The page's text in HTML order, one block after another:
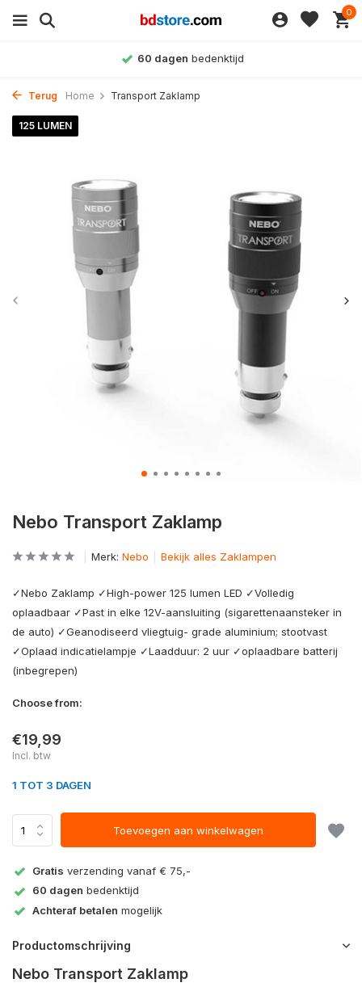
0
60 dagen bedenktijd
Terug Home Transport Zaklamp
Nebo Transport Zaklamp
125 LUMEN
Merk: Nebo Bekijk alles Zaklampen
✓Nebo Zaklamp ✓High-power 125 lumen LED ✓Volledig
oplaadbaar ✓Past in elke 12V-aansluiting (sigarettenaansteker in
de auto) ✓Geanodiseerd vliegtuig- grade aluminium; stootvast
✓Oplaad indicatielampje ✓Laadduur: 2 uur ✓oplaadbare batterij
(inbegrepen)
Choose from:
€19,99
Incl. btw
1 TOT 3 DAGEN
Toevoegen aan winkelwagen
Gratis verzending vanaf € 75,-
60 dagen bedenktijd
Achteraf betalen mogelijk
Productomschrijving
Nebo Transport Zaklamp